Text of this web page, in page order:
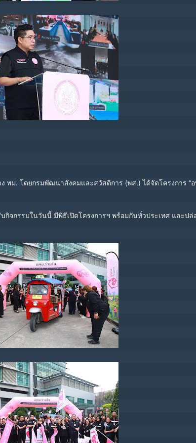
พม. โดยกรมพัฒนาสังคมและสวัสดิการ (พส.) ได้จัดโครงการ
กิจกรรมในวันนี้ มีพิธีเปิดโครงการฯ พร้อมกันทั่วประเทศ และ